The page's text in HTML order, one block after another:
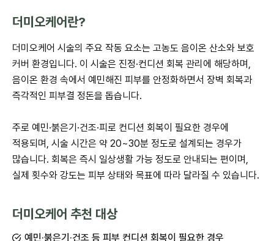
더미오케어란?
더미오케어 시술의 주요 작동 요소는 고농도 음이온 산소와 보호
커버 환경입니다. 이 시술은 진정·컨디션 회복 관리에 해당하며,
음이온 환경 속에서 예민해진 피부를 안정화하면서 장벽 회복과
즉각적인 피부결 정돈을 돕습니다.
주로 예민·붉은기·건조·피로 컨디션 회복이 필요한 경우에
적용되며, 시술 시간은 약 20~30분 정도로 설계되는 경우가
많습니다. 회복은 즉시 일상생활 가능 정도로 안내되는 편이며,
실제 횟수와 강도는 피부 상태와 목표에 따라 달라질 수 있습니다.
더미오케어 추천 대상
예민·붉은기·건조 등 피부 컨디션 회복이 필요한 경우